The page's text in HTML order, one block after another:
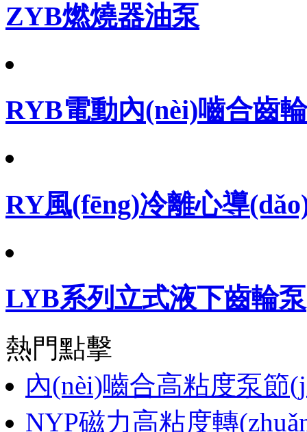
ZYB燃燒器油泵
RYB電動內(nèi)嚙合齒
RY風(fēng)冷離心導
LYB系列立式液下齒輪泵
熱門點擊
內(nèi)嚙合高粘度泵節
NYP磁力高粘度轉